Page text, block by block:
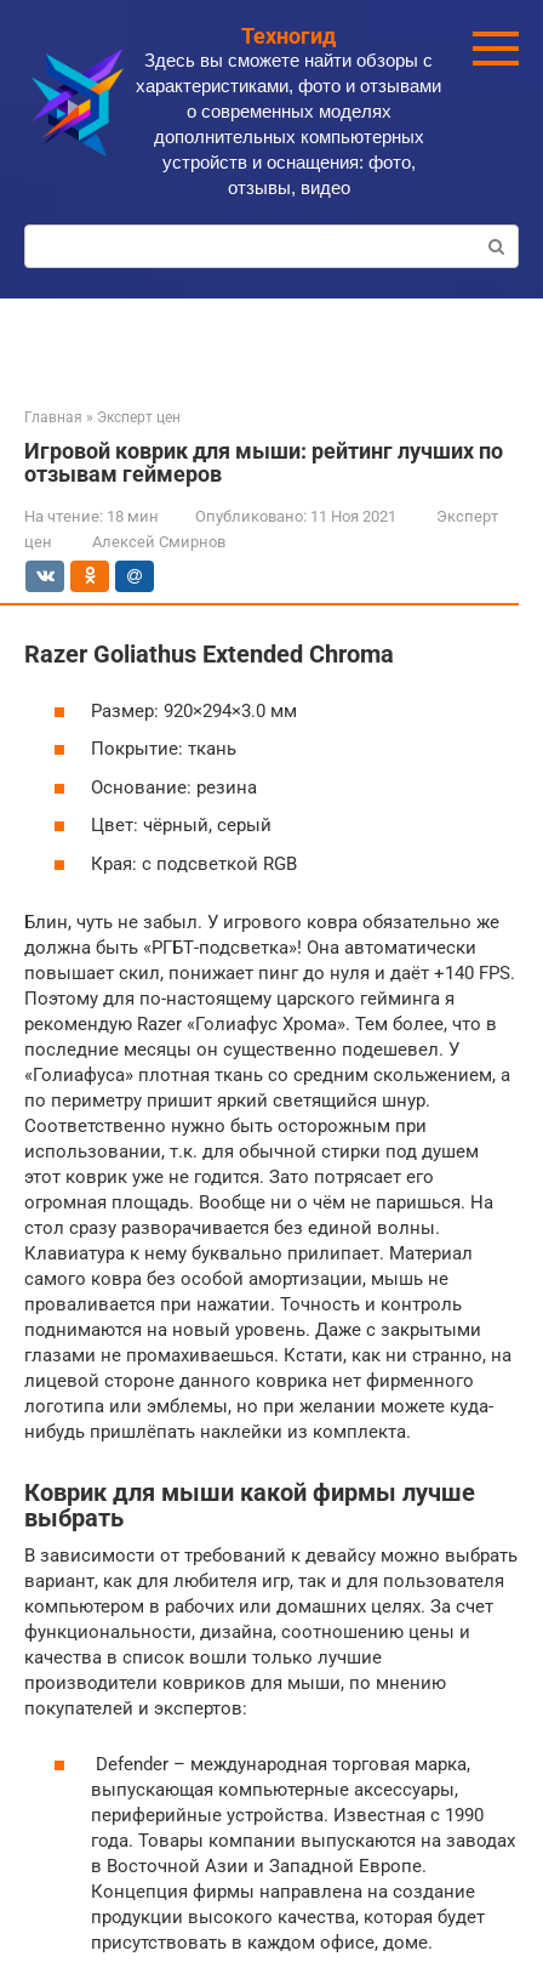
контенту
Техногид
Здесь вы сможете найти обзоры с
характеристиками, фото и отзывами
о современных моделях
дополнительных компьютерных
устройств и оснащения: фото,
отзывы, видео
Поиск:
Главная » Эксперт цен
Игровой коврик для мыши: рейтинг лучших по
отзывам геймеров
На чтение: 18 мин Опубликовано: 11 Ноя 2021
Эксперт
цен
Алексей Смирнов
Razer Goliathus Extended Chroma
Размер: 920×294×3.0 мм
Покрытие: ткань
Основание: резина
Цвет: чёрный, серый
Края: с подсветкой RGB
Блин, чуть не забыл. У игрового ковра обязательно же
должна быть «РГБТ-подсветка»! Она автоматически
повышает скил, понижает пинг до нуля и даёт +140 FPS.
Поэтому для по-настоящему царского гейминга я
рекомендую Razer «Голиафус Хрома». Тем более, что в
последние месяцы он существенно подешевел. У
«Голиафуса» плотная ткань со средним скольжением, а
по периметру пришит яркий светящийся шнур.
Соответственно нужно быть осторожным при
использовании, т.к. для обычной стирки под душем
этот коврик уже не годится. Зато потрясает его
огромная площадь. Вообще ни о чём не паришься. На
стол сразу разворачивается без единой волны.
Клавиатура к нему буквально прилипает. Материал
самого ковра без особой амортизации, мышь не
проваливается при нажатии. Точность и контроль
поднимаются на новый уровень. Даже с закрытыми
глазами не промахиваешься. Кстати, как ни странно, на
лицевой стороне данного коврика нет фирменного
логотипа или эмблемы, но при желании можете куда-
нибудь пришлёпать наклейки из комплекта.
Коврик для мыши какой фирмы лучше
выбрать
В зависимости от требований к девайсу можно выбрать
вариант, как для любителя игр, так и для пользователя
компьютером в рабочих или домашних целях. За счет
функциональности, дизайна, соотношению цены и
качества в список вошли только лучшие
производители ковриков для мыши, по мнению
покупателей и экспертов:
Defender – международная торговая марка,
выпускающая компьютерные аксессуары,
периферийные устройства. Известная с 1990
года. Товары компании выпускаются на заводах
в Восточной Азии и Западной Европе.
Концепция фирмы направлена на создание
продукции высокого качества, которая будет
присутствовать в каждом офисе, доме.